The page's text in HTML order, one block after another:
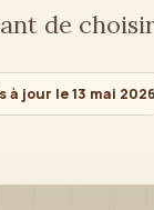
de
à jour le 13 mai 2026